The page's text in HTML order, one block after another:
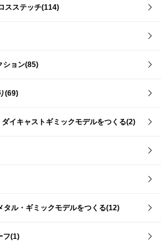
スステッチ(114)
ション(85)
(69)
イキャストギミックモデルをつくる(2)
タル・ギミックモデルをつくる(12)
フ(1)